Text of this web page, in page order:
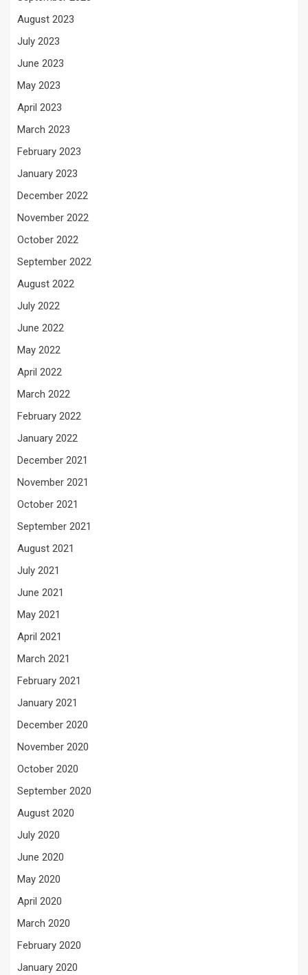
August 2023
July 2023
June 2023
May 2023
April 2023
March 2023
February 2023
January 2023
December 2022
November 2022
October 2022
September 2022
August 2022
July 2022
June 2022
May 2022
April 2022
March 2022
February 2022
January 2022
December 2021
November 2021
October 2021
September 2021
August 2021
July 2021
June 2021
May 2021
April 2021
March 2021
February 2021
January 2021
December 2020
November 2020
October 2020
September 2020
August 2020
July 2020
June 2020
May 2020
April 2020
March 2020
February 2020
January 2020